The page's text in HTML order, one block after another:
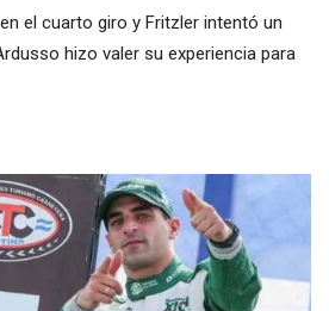
el cuarto giro y Fritzler intentó un
hizo valer su experiencia para